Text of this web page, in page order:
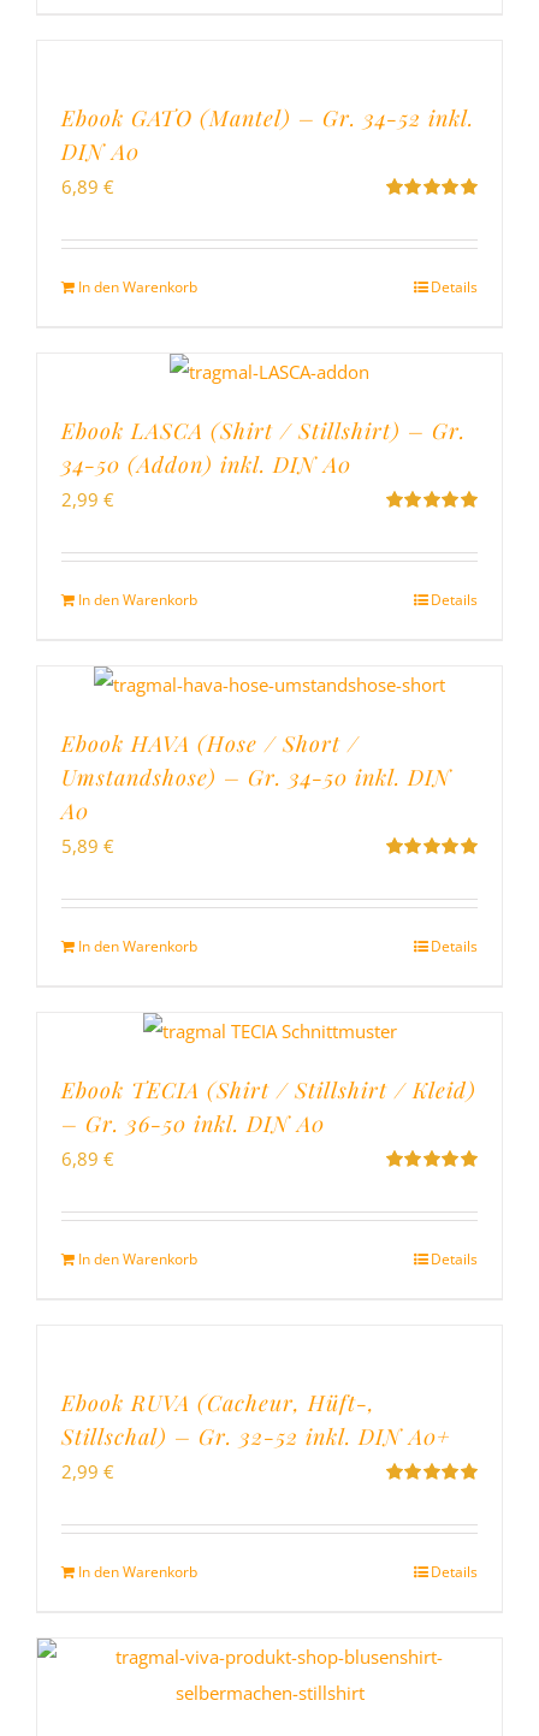
Ebook GATO (Mantel) – Gr. 34-52 inkl.
DIN A0
5
6,89 €
In den Warenkorb Details
Ebook LASCA (Shirt / Stillshirt) – Gr.
34-50 (Addon) inkl. DIN A0
5
2,99 €
In den Warenkorb Details
Ebook HAVA (Hose / Short /
Umstandshose) – Gr. 34-50 inkl. DIN
A0
5
5,89 €
In den Warenkorb Details
Ebook TECIA (Shirt / Stillshirt / Kleid)
– Gr. 36-50 inkl. DIN A0
5
6,89 €
In den Warenkorb Details
Ebook RUVA (Cacheur, Hüft-,
Stillschal) – Gr. 32-52 inkl. DIN A0+
5
2,99 €
In den Warenkorb Details